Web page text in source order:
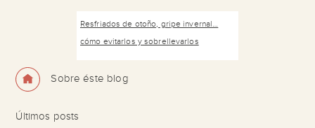
Resfriados de otoño, gripe invernal…
cómo evitarlos y sobrellevarlos
Sobre éste blog
Últimos posts